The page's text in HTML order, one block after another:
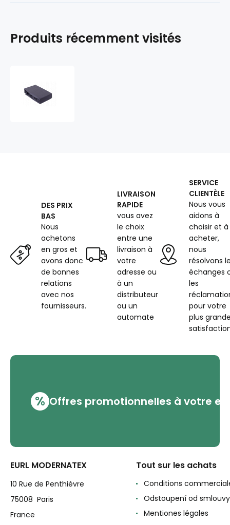
Produits récemment visités
DES PRIX
BAS
Nous
achetons
en gros et
avons donc
de bonnes
relations
avec nos
fournisseurs.
LIVRAISON
RAPIDE
vous avez
le choix
entre une
livraison à
votre
adresse ou
à un
distributeur
ou un
automate
SERVICE
CLIENTÈLE
Nous vous
aidons à
choisir et à
acheter,
nous
résolvons
échanges
les
pour votre
plus
% Offres promotionnelles à votre
EURL MODERNATEX
10 Rue de Penthièvre
75008 Paris
France
Tout sur les achats
Conditions
Odstoupení od smlouvy
Mentiones légales